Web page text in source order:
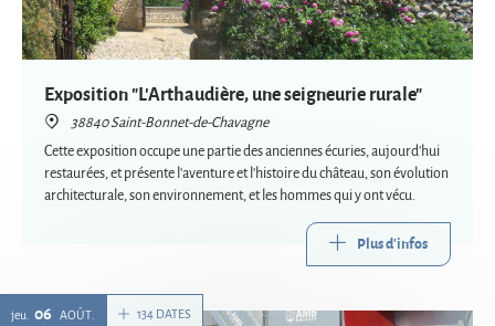
Exposition "L'Arthaudière, une seigneurie rurale"
38840 Saint-Bonnet-de-Chavagne
Cette exposition occupe une partie des anciennes écuries, aujourd'hui
restaurées, et présente l'aventure et l'histoire du château, son évolution
architecturale, son environnement, et les hommes qui y ont vécu.
Plus d'infos
134 DATES
jeu. 06 AOÛT